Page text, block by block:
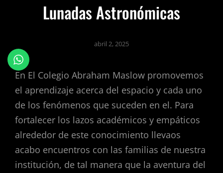
Lunadas Astronómicas
abril 2, 2025
En El Colegio Abraham Maslow promovemos
el aprendizaje acerca del espacio y cada uno
de los fenómenos que suceden en el. Para
fortalecer los lazos académicos y empáticos
alrededor de este conocimiento llevaos
acabo encuentros con las familias de nuestra
institución, de tal manera que la aventura del